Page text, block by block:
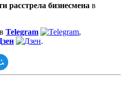
расстрела бизнесмена в
Telegram
,
.